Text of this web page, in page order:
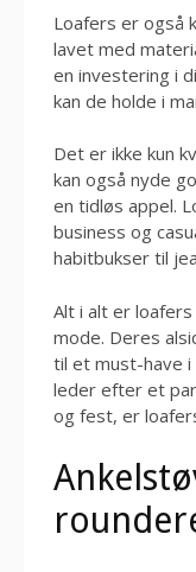
Loafers er også
lavet med
en investering i
kan de holde i
Det er ikke kun
kan også nyde
en tidløs appel.
business og
habitbukser til
Alt i alt er
mode. Deres
til et must-have i
leder efter et
og fest, er